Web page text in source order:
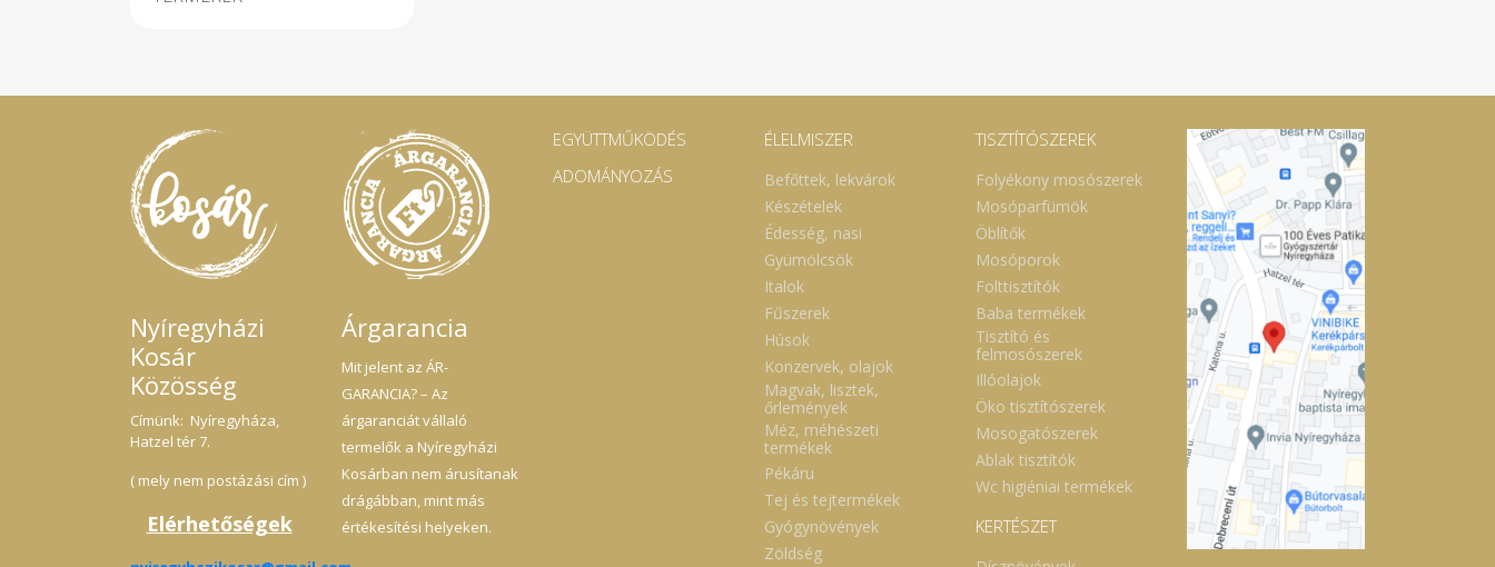
Nyíregyházi
Kosár
Közösség
Címünk: Nyíregyháza,
Hatzel tér 7.
( mely nem postázási cím )
Elérhetőségek
Árgarancia
Mit jelent az ÁR-
GARANCIA? – Az
árgaranciát vállaló
termelők a Nyíregyházi
Kosárban nem árusítanak
drágábban, mint más
értékesítési helyeken.
EGYÜTTMŰKÖDÉS
ADOMÁNYOZÁS
ÉLELMISZER
Befőttek, lekvárok
Készételek
Édesség, nasi
Gyümölcsök
Italok
Fűszerek
Húsok
Konzervek, olajok
Magvak, lisztek,
őrlemények
Méz, méhészeti
termékek
Pékáru
Tej és tejtermékek
Gyógynövények
Zöldség
TISZTÍTÓSZEREK
Folyékony mosószerek
Mosóparfümök
Öblítők
Mosóporok
Folttisztítók
Baba termékek
Tisztító és
felmosószerek
Illóolajok
Öko tisztítószerek
Mosogatószerek
Ablak tisztítók
Wc higiéniai termékek
KERTÉSZET